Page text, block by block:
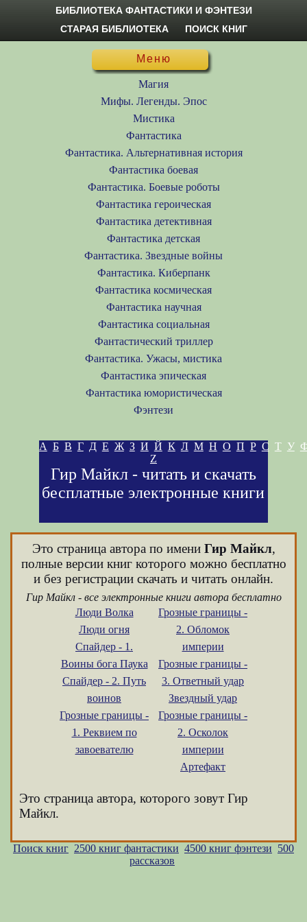
БИБЛИОТЕКА ФАНТАСТИКИ И ФЭНТЕЗИ
СТАРАЯ БИБЛИОТЕКА
ПОИСК КНИГ
Меню
Магия
Мифы. Легенды. Эпос
Мистика
Фантастика
Фантастика. Альтернативная история
Фантастика боевая
Фантастика. Боевые роботы
Фантастика героическая
Фантастика детективная
Фантастика детская
Фантастика. Звездные войны
Фантастика. Киберпанк
Фантастика космическая
Фантастика научная
Фантастика социальная
Фантастический триллер
Фантастика. Ужасы, мистика
Фантастика эпическая
Фантастика юмористическая
Фэнтези
А Б В Г Д Е Ж З И Й К Л М Н О П Р С Т У
Z
Гир Майкл - читать и скачать
бесплатные электронные книги
Это страница автора по имени Гир Майкл,
полные версии книг которого можно бесплатно
и без регистрации скачать и читать онлайн.
Гир Майкл - все электронные книги автора бесплатно
Люди Волка
Люди огня
Спайдер - 1.
Воины бога Паука
Спайдер - 2. Путь
воинов
Грозные границы -
1. Реквием по
завоевателю
Грозные границы -
2. Обломок
империи
Грозные границы -
3. Ответный удар
Звездный удар
Грозные границы -
2. Осколок
империи
Артефакт
Это страница автора, которого зовут Гир
Майкл.
Поиск книг 2500 книг фантастики 4500 книг фэнтези 500
рассказов